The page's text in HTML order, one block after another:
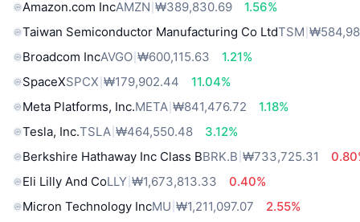
Amazon.com IncAMZN ₩389,830.69
1.56%
Taiwan Semiconductor Manufacturing Co LtdTSM
Broadcom IncAVGO ₩600,115.63
1.21%
SpaceXSPCX ₩179,902.44
11.04%
Meta Platforms, Inc.META ₩841,476.72
1.18%
Tesla, Inc.TSLA ₩464,550.48
3.12%
Berkshire Hathaway Inc Class BBRK.B ₩733,725.31
Eli Lilly And CoLLY ₩1,673,813.33
0.40%
Micron Technology IncMU ₩1,211,097.07
2.55%